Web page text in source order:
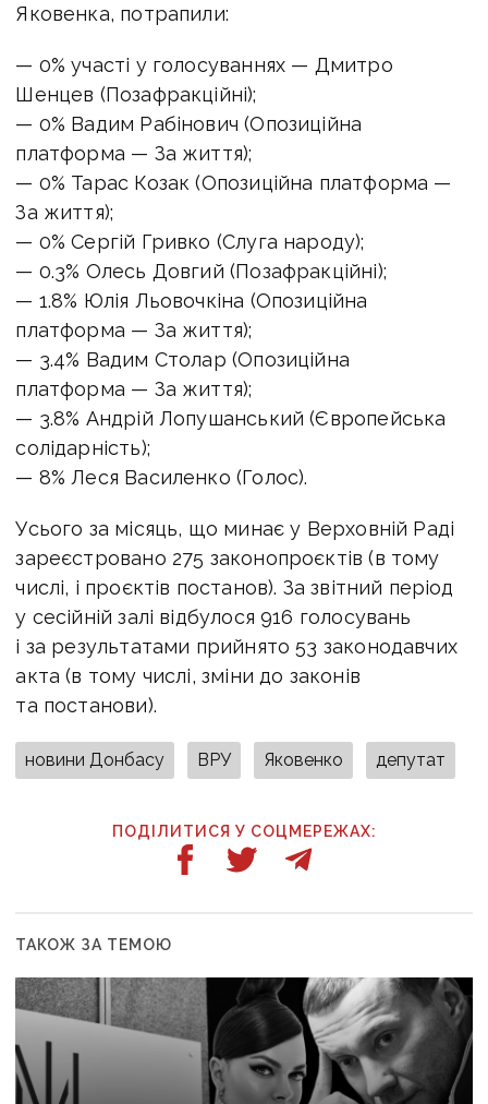
Яковенка, потрапили:
— 0% участі у голосуваннях — Дмитро
Шенцев (Позафракційні);
— 0% Вадим Рабінович (Опозиційна
платформа — За життя);
— 0% Тарас Козак (Опозиційна платформа —
За життя);
— 0% Сергій Гривко (Слуга народу);
— 0.3% Олесь Довгий (Позафракційні);
— 1.8% Юлія Льовочкіна (Опозиційна
платформа — За життя);
— 3.4% Вадим Столар (Опозиційна
платформа — За життя);
— 3.8% Андрій Лопушанський (Європейська
солідарність);
— 8% Леся Василенко (Голос).
Усього за місяць, що минає у Верховній Раді
зареєстровано 275 законопроєктів (в тому
числі, і проєктів постанов). За звітний період
у сесійній залі відбулося 916 голосувань
і за результатами прийнято 53 законодавчих
акта (в тому числі, зміни до законів
та постанови).
новини Донбасу ВРУ Яковенко депутат
ПОДІЛИТИСЯ У СОЦМЕРЕЖАХ:
ТАКОЖ ЗА ТЕМОЮ